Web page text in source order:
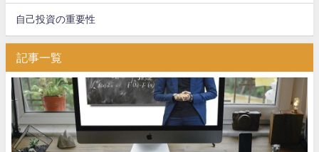
自己投資の重要性
記事一覧